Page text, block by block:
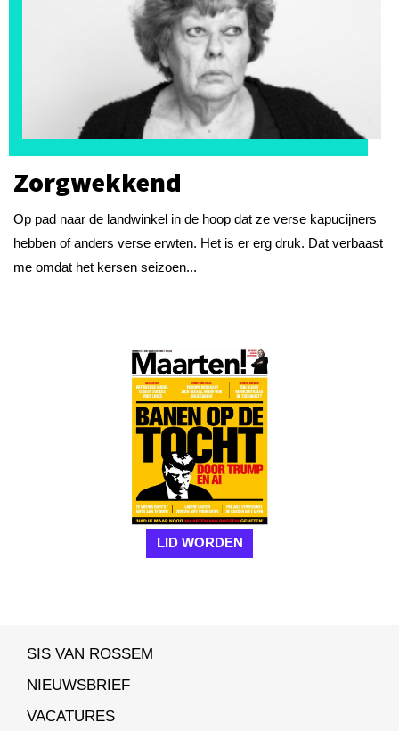
Zorgwekkend
Op pad naar de landwinkel in de hoop dat ze verse kapucijners
hebben of anders verse erwten. Het is er erg druk. Dat verbaast
me omdat het kersen seizoen...
LID WORDEN
SIS VAN ROSSEM
NIEUWSBRIEF
VACATURES